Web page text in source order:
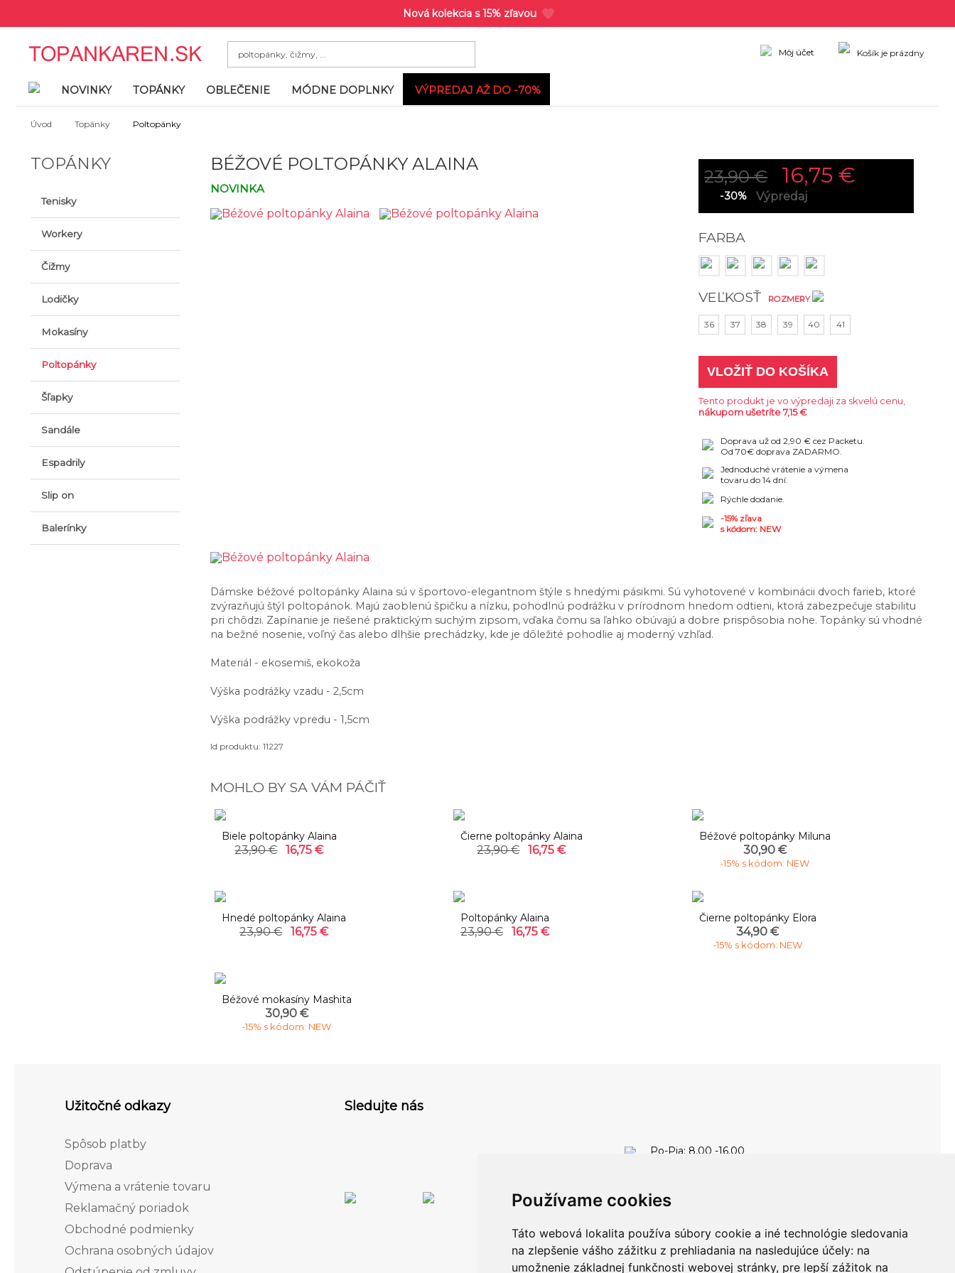
Používame cookies
Táto webová lokalita používa súbory cookie a iné technológie sledovania
na zlepšenie vášho zážitku z prehliadania na nasledujúce účely: na
umožnenie základnej funkčnosti webovej stránky, pre lepší zážitok na
Nová kolekcia s 15% zľavou
Košík je prázdny
Môj účet
NOVINKY TOPÁNKY OBLEČENIE MÓDNE DOPLNKY VÝPREDAJ AŽ DO -70%
Úvod Topánky Poltopánky
TOPÁNKY
Tenisky
Workery
Čižmy
Lodičky
Mokasíny
Poltopánky
Šľapky
Sandále
Espadrily
Slip on
Balerínky
BÉŽOVÉ POLTOPÁNKY ALAINA
NOVINKA
23,90 € 16,75 €
-30% Výpredaj
FARBA
VEĽKOSŤ ROZMERY
36 37 38 39 40 41
VLOŽIŤ DO KOŠÍKA
Tento produkt je vo výpredaji za skvelú cenu,
nákupom ušetríte 7,15 €
Doprava už od 2,90 € cez Packetu.
Od 70€ doprava ZADARMO.
Jednoduché vrátenie a výmena
tovaru do 14 dní.
Rýchle dodanie.
-15% zľava
s kódom: NEW
Dámske béžové poltopánky Alaina sú v športovo-elegantnom štýle s hnedými pásikmi. Sú vyhotovené v kombinácii dvoch farieb, ktoré
zvýrazňujú štýl poltopánok. Majú zaoblenú špičku a nízku, pohodlnú podrážku v prírodnom hnedom odtieni, ktorá zabezpečuje stabilitu
pri chôdzi. Zapínanie je riešené praktickým suchým zipsom, vďaka čomu sa ľahko obúvajú a dobre prispôsobia nohe. Topánky sú vhodné
na bežné nosenie, voľný čas alebo dlhšie prechádzky, kde je dôležité pohodlie aj moderný vzhľad.
Materiál - ekosemiš, ekokoža
Výška podrážky vzadu - 2,5cm
Výška podrážky vpredu - 1,5cm
Id produktu: 11227
MOHLO BY SA VÁM PÁČIŤ
Biele poltopánky Alaina
23,90 € 16,75 €
Čierne poltopánky Alaina
23,90 € 16,75 €
Béžové poltopánky Miluna
30,90 €
-15% s kódom: NEW
Hnedé poltopánky Alaina
23,90 € 16,75 €
Poltopánky Alaina
23,90 € 16,75 €
Čierne poltopánky Elora
34,90 €
-15% s kódom: NEW
Béžové mokasíny Mashita
30,90 €
-15% s kódom: NEW
Užitočné odkazy
Spôsob platby
Doprava
Výmena a vrátenie tovaru
Reklamačný poriadok
Obchodné podmienky
Ochrana osobných údajov
Sledujte nás
Po-Pia: 8.00 -16.00
Po-Pia: 8.00 -16.00
info@topankaren.sk
Adeya, s. r. o.
Povina 198
02333 Povina